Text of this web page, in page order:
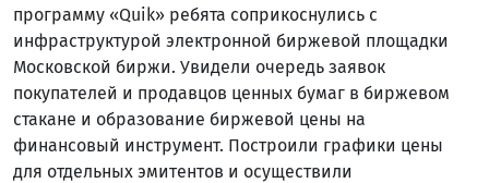
программу «Quik» ребята соприкоснулись с
инфраструктурой электронной биржевой площадки
Московской биржи. Увидели очередь заявок
покупателей и продавцов ценных бумаг в биржевом
стакане и образование биржевой цены на
финансовый инструмент. Построили графики цены
для отдельных эмитентов и осуществили